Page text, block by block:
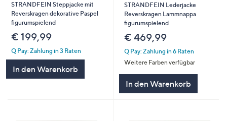
STRANDFEIN Steppjacke mit
Reverskragen dekorative Paspel
figurumspielend
€ 199,99
Q Pay: Zahlung in 3 Raten
In den Warenkorb
STRANDFEIN Lederjacke
Reverskragen Lammnappa
figurumspielend
€ 469,99
Q Pay: Zahlung in 6 Raten
Weitere Farben verfügbar
In den Warenkorb